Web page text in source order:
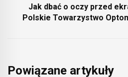
Jak dbać o oczy przed
Polskie Towarzystwo
Powiązane artykuły